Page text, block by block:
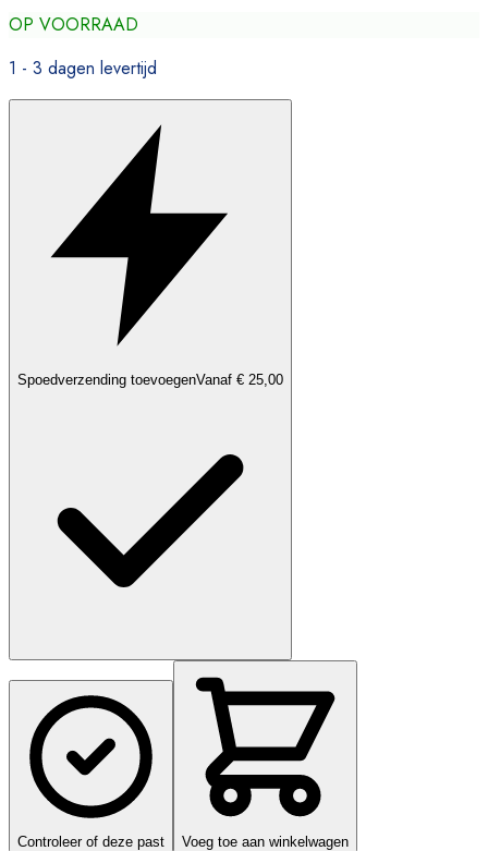
OP VOORRAAD
1 - 3 dagen levertijd
Spoedverzending toevoegenVanaf € 25,00
Controleer of deze past Voeg toe aan winkelwagen